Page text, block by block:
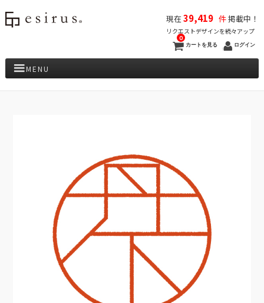
現在39,419 件掲載中！
リクエストデザインを続々アップ
カートを見る
0
ログイン
MENU